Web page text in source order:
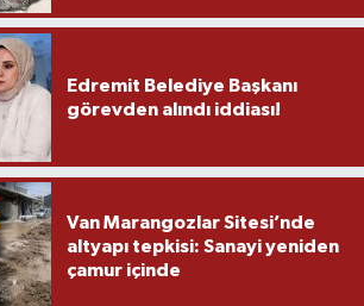
Edremit Belediye Başkanı
görevden alındı iddiası!
Van Marangozlar Sitesi’nde
altyapı tepkisi: Sanayi yeniden
çamur içinde